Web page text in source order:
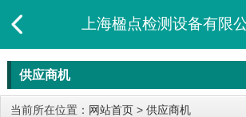
上海楹点检测设备有限
供应商机
当前所在位置： 网站首页 > 供应商机